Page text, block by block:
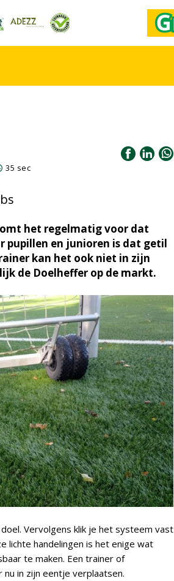
35 sec
het regelmatig voor dat
pupillen en junioren is dat getil
kan het ook niet in zijn
de Doelheffer op de markt.
Vervolgens klik je het systeem vast
lichte handelingen is het enige wat
te maken. Een trainer of
nu in zijn eentje verplaatsen.